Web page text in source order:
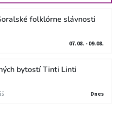
folklórne slávnosti
07.08. - 09.08.
bytostí Tinti Linti
Dnes